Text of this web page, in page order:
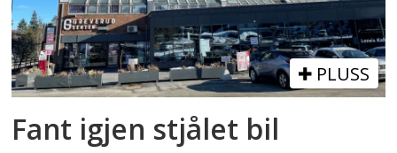
PLUSS
Fant igjen stjålet bil